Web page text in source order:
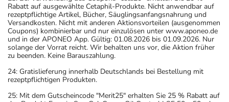
Rabatt auf ausgewählte Cetaphil-Produkte. Nicht anwendbar auf
rezeptpflichtige Artikel, Bücher, Säuglingsanfangsnahrung und
Versandkosten. Nicht mit anderen Aktionsvorteilen (ausgenommen
Coupons) kombinierbar und nur einzulösen unter www.aponeo.de
und in der APONEO App. Gültig: 01.08.2026 bis 01.09.2026. Nur
solange der Vorrat reicht. Wir behalten uns vor, die Aktion früher
zu beenden. Keine Barauszahlung.
24: Gratislieferung innerhalb Deutschlands bei Bestellung mit
rezeptpflichtigen Produkten.
25: Mit dem Gutscheincode "Merit25" erhalten Sie 25 % Rabatt auf